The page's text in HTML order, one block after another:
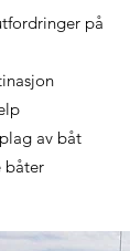
på
av båt
båter